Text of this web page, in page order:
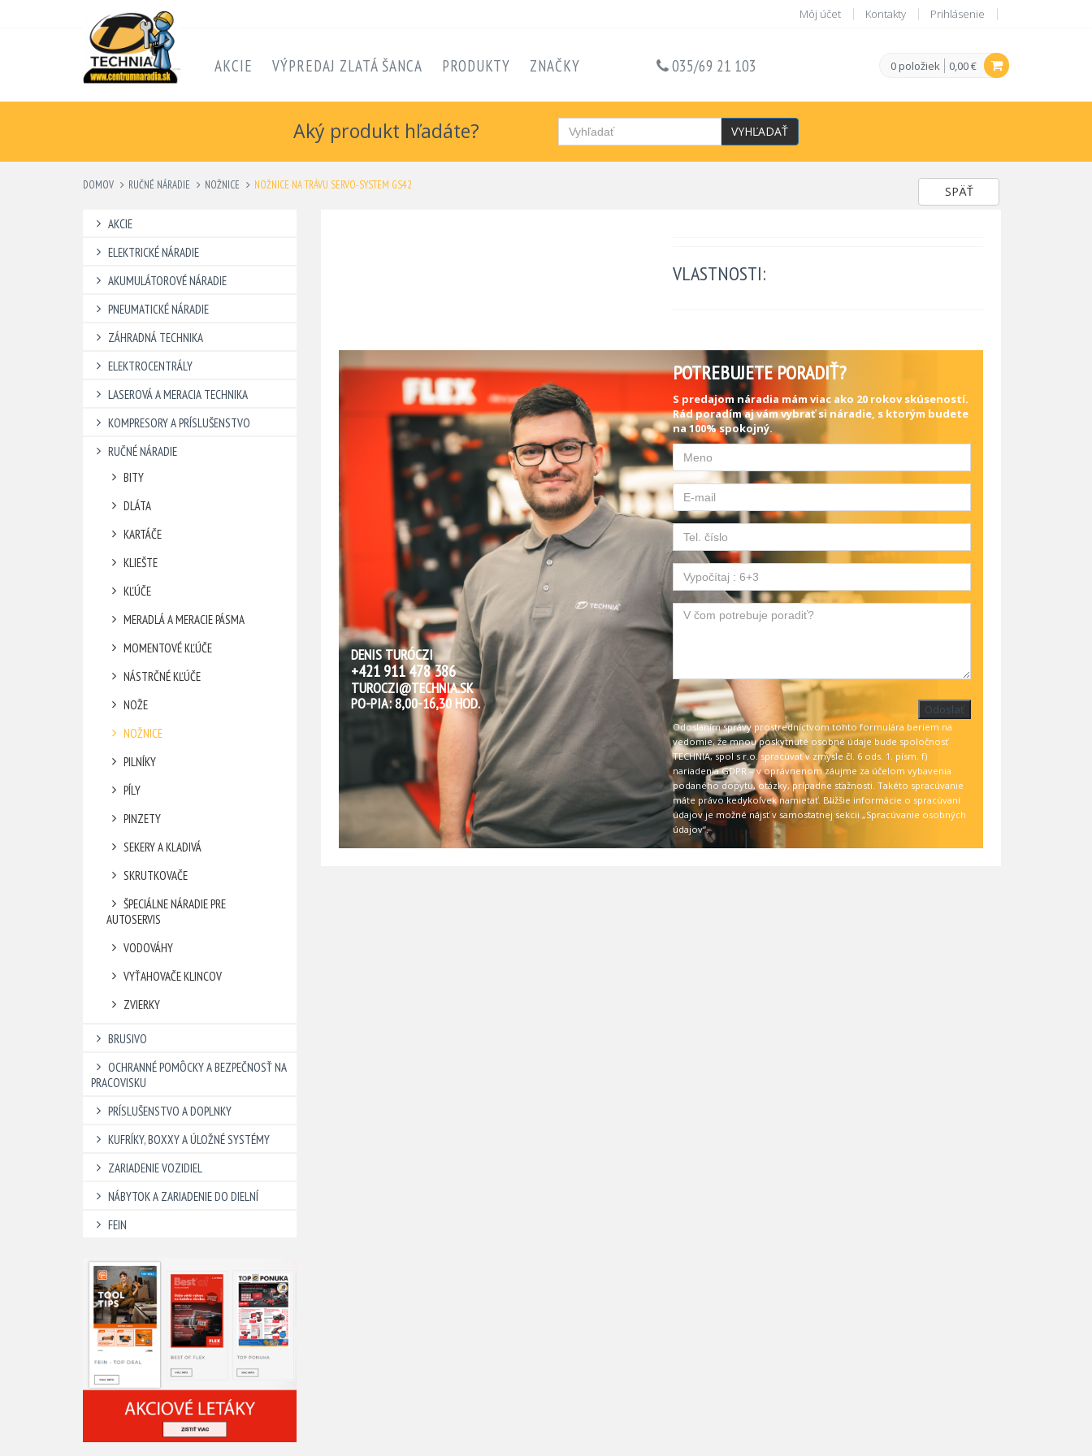
Môj účet Kontakty Prihlásenie
0 položiek 0,00 €
AKCIE VÝPREDAJ ZLATÁ ŠANCA PRODUKTY ZNAČKY 035/69 21 103
Aký produkt hľadáte? VYHĽADAŤ
SPÄŤ
DOMOV RUČNÉ NÁRADIE NOŽNICE NOŽNICE NA TRÁVU SERVO-SYSTEM GS42
VLASTNOSTI:
POTREBUJETE PORADIŤ?
S predajom náradia mám viac ako 20 rokov skúseností.
Rád poradím aj vám vybrať si náradie, s ktorým budete
na 100% spokojný.
Odoslať
Odoslaním správy prostredníctvom tohto formulára beriem na
vedomie, že mnou poskytnuté osobné údaje bude spoločnosť
TECHNIA, spol s r.o. spracúvať v zmysle čl. 6 ods. 1. písm. f)
nariadenia GDPR – v oprávnenom záujme za účelom vybavenia
podaného dopytu, otázky, prípadne sťažnosti. Takéto spracúvanie
máte právo kedykoľvek namietať. Bližšie informácie o spracúvaní
údajov je možné nájsť v samostatnej sekcii„Spracúvanie osobných
údajov“.
DENIS TURÓCZI
+421 911 478 386
TUROCZI@TECHNIA.SK
PO-PIA: 8,00-16,30 HOD.
AKCIE
ELEKTRICKÉ NÁRADIE
AKUMULÁTOROVÉ NÁRADIE
PNEUMATICKÉ NÁRADIE
ZÁHRADNÁ TECHNIKA
ELEKTROCENTRÁLY
LASEROVÁ A MERACIA TECHNIKA
KOMPRESORY A PRÍSLUŠENSTVO
RUČNÉ NÁRADIE
BITY
DLÁTA
KARTÁČE
KLIEŠTE
KĽÚČE
MERADLÁ A MERACIE PÁSMA
MOMENTOVÉ KĽÚČE
NÁSTRČNÉ KĽÚČE
NOŽE
NOŽNICE
PILNÍKY
PÍLY
PINZETY
SEKERY A KLADIVÁ
SKRUTKOVAČE
ŠPECIÁLNE NÁRADIE PRE
AUTOSERVIS
VODOVÁHY
VYŤAHOVAČE KLINCOV
ZVIERKY
BRUSIVO
OCHRANNÉ POMÔCKY A BEZPEČNOSŤ NA
PRACOVISKU
PRÍSLUŠENSTVO A DOPLNKY
KUFRÍKY, BOXXY A ÚLOŽNÉ SYSTÉMY
ZARIADENIE VOZIDIEL
NÁBYTOK A ZARIADENIE DO DIELNÍ
FEIN